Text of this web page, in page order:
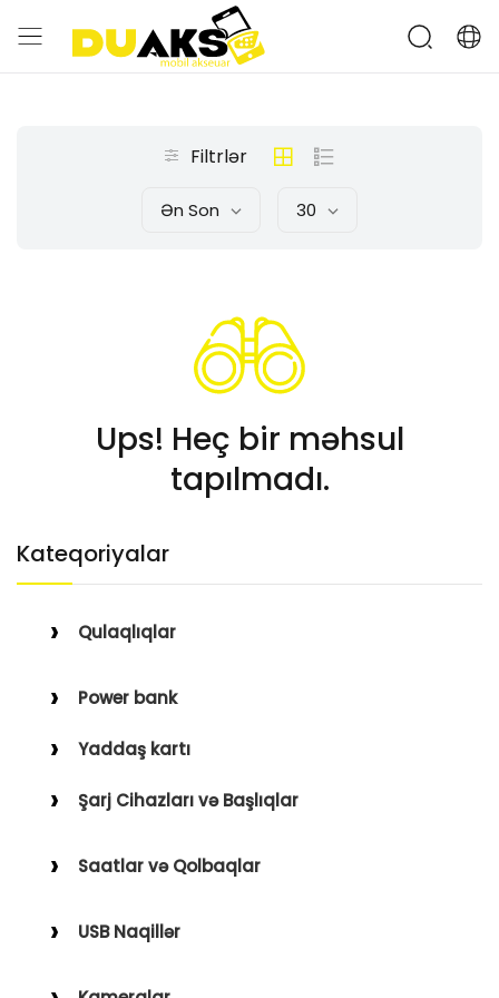
Kateqoriyalar
Qulaqlıqlar
Qulaqüstü
Power bank
Yaddaş kartı
Şarj Cihazları və Başlıqlar
Saatlar və Qolbaqlar
Saat Qolbaqları
USB Naqillər
Filtrlər
Ən Son 30
Ups! Heç bir məhsul
tapılmadı.